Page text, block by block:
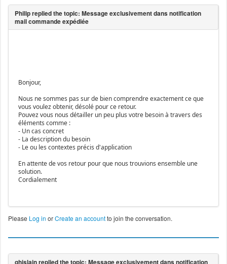
Bonjour,
Nous ne sommes pas sur de bien comprendre exactement ce que
vous voulez obtenir, désolé pour ce retour.
Pouvez vous nous détailler un peu plus votre besoin à travers des
éléments comme :
- Un cas concret
- La description du besoin
- Le ou les contextes précis d'application
En attente de vos retour pour que nous trouvions ensemble une
solution.
Cordialement
Please Log in orCreate an accountto join the conversation.